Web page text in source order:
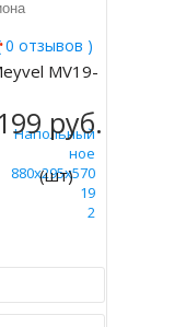
0 отзывов )
Напольный
880х295х570
19
2
MV19-
руб.
(шт)